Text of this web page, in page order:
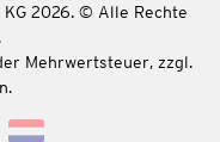
KG 2026. © Alle Rechte
Mehrwertsteuer, zzgl.